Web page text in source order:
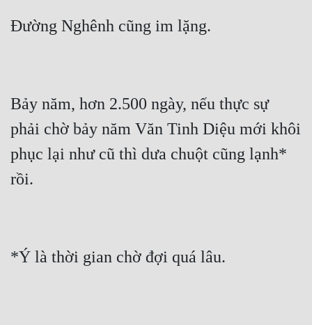
Bảy năm, hơn 2.500 ngày, nếu thực sự
phải chờ bảy năm Văn Tinh Diệu mới khôi
phục lại như cũ thì dưa chuột cũng lạnh*